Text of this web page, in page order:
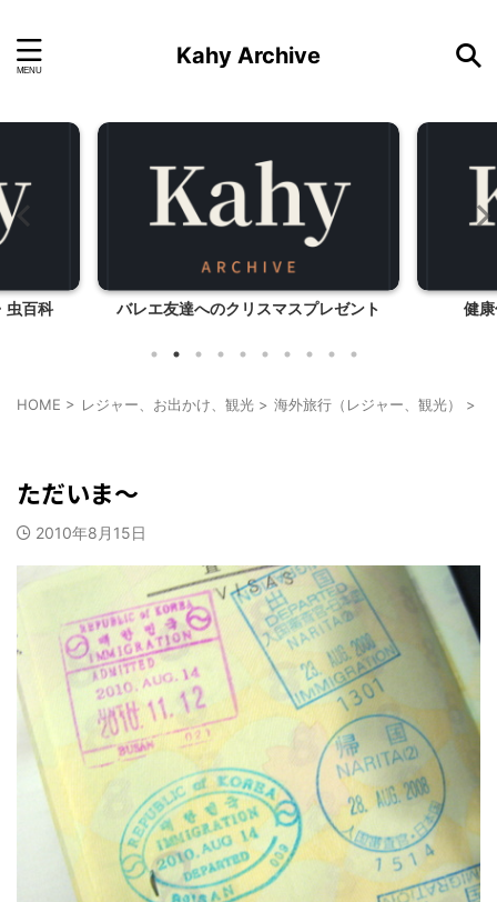
Kahy Archive
虫百科 バレエ友達へのクリスマスプレゼント 健
HOME > レジャー、お出かけ、観光 > 海外旅行（レジャー、観光） >
ただいま～
2010年8月15日